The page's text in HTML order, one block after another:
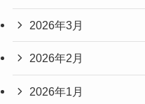
2026年3月
2026年2月
2026年1月